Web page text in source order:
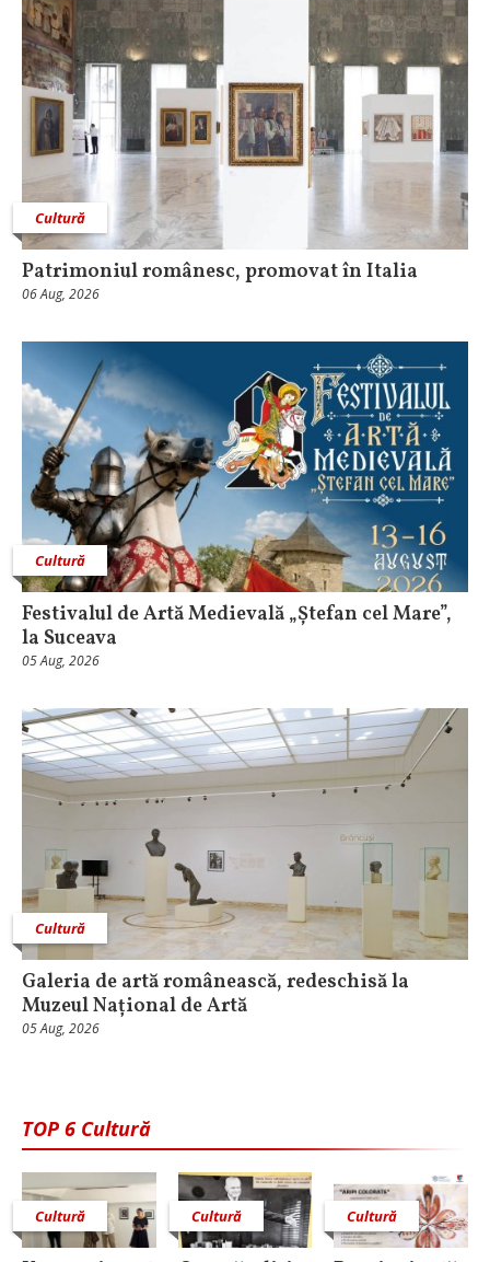
Cultură
Patrimoniul românesc, promovat în Italia
06 Aug, 2026
Cultură
Festivalul de Artă Medievală „Ștefan cel Mare”,
la Suceava
05 Aug, 2026
Cultură
Galeria de artă românească, redeschisă la
Muzeul Național de Artă
05 Aug, 2026
TOP 6 Cultură
Cultură Cultură Cultură